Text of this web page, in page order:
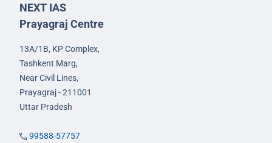
NEXT IAS
Prayagraj Centre
13A/1B, KP Complex,
Tashkent Marg,
Near Civil Lines,
Prayagraj - 211001
Uttar Pradesh
99588-57757